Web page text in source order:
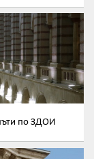
по ЗДОИ